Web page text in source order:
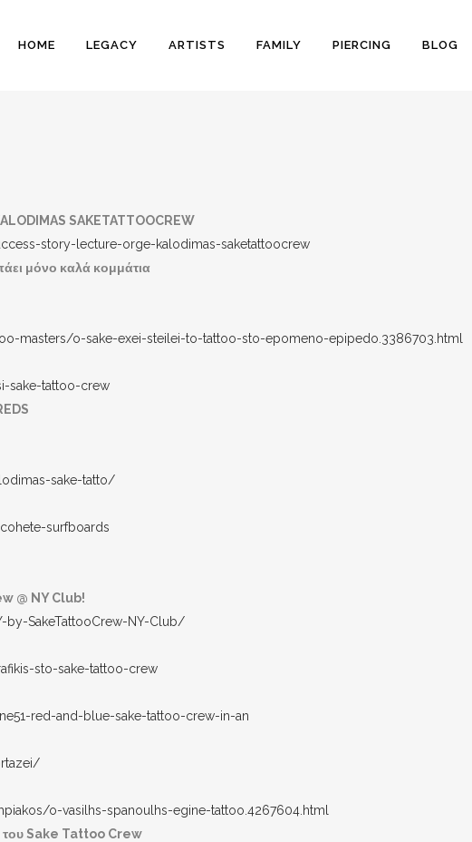
HOME LEGACY ARTISTS FAMILY PIERCING BLOG
SAKETATTOOCREW
story-lecture-orge-kalodimas-saketattoocrew
μόνο καλά κομμάτια
masters/o-sake-exei-steilei-to-tattoo-sto-epomeno-epipedo.3386703.html
sake-tattoo-crew
sake-tatto/
surfboards
@ NY Club!
by-SakeTattooCrew-NY-Club/
sto-sake-tattoo-crew
red-and-blue-sake-tattoo-crew-in-an
o-vasilhs-spanoulhs-egine-tattoo.4267604.html
του Sake Tattoo Crew